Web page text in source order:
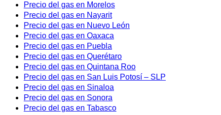
Precio del gas en Morelos
Precio del gas en Nayarit
Precio del gas en Nuevo León
Precio del gas en Oaxaca
Precio del gas en Puebla
Precio del gas en Querétaro
Precio del gas en Quintana Roo
Precio del gas en San Luis Potosí – SLP
Precio del gas en Sinaloa
Precio del gas en Sonora
Precio del gas en Tabasco